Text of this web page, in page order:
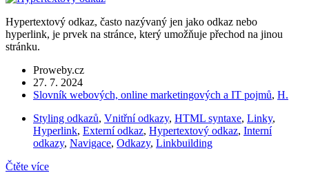
Hypertextový odkaz, často nazývaný jen jako odkaz nebo
hyperlink, je prvek na stránce, který umožňuje přechod na jinou
stránku.
Proweby.cz
27. 7. 2024
Slovník webových, online marketingových a IT pojmů, H.
Styling odkazů, Vnitřní odkazy, HTML syntaxe, Linky,
Hyperlink, Externí odkaz, Hypertextový odkaz, Interní
odkazy, Navigace, Odkazy, Linkbuilding
Čtěte více